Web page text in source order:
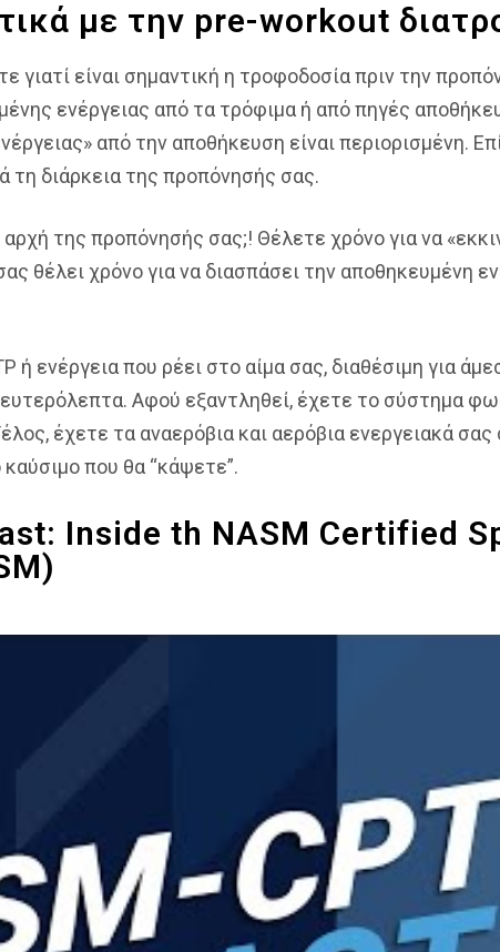
με την pre-workout
γιατί είναι σημαντική η τροφοδοσία πριν την
ενέργειας από τα τρόφιμα ή από πηγές
από την αποθήκευση είναι περιορισμένη.
τη διάρκεια της προπόνησής σας.
της προπόνησής σας;! Θέλετε χρόνο για να
θέλει χρόνο για να διασπάσει την αποθηκευμένη
ή ενέργεια που ρέει στο αίμα σας, διαθέσιμη για
Αφού εξαντληθεί, έχετε το σύστημα
έχετε τα αναερόβια και αερόβια ενεργειακά
που θα “κάψετε”.
Inside th NASM Certified